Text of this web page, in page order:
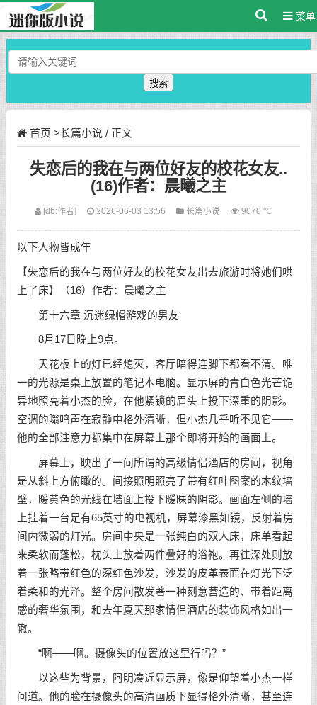
菜单
搜索
首页 >长篇小说 / 正文
失恋后的我在与两位好友的校花女友..
(16)作者：晨曦之主
[db:作者] 2026-06-03 13:56 长篇小说 9070 ℃
以下人物皆成年
【失恋后的我在与两位好友的校花女友出去旅游时将她们哄
上了床】（16）作者：晨曦之主
第十六章 沉迷绿帽游戏的男友
8月17日晚上9点。
天花板上的灯已经熄灭，客厅暗得连脚下都看不清。唯
一的光源是桌上放置的笔记本电脑。显示屏的青白色光芒诡
异地照亮着小杰的脸，在他紧锁的眉头上投下深重的阴影。
空调的嗡鸣声在寂静中格外清晰，但小杰几乎听不见它——
他的全部注意力都集中在屏幕上那个即将开始的画面上。
屏幕上，映出了一间所谓的高级情侣酒店的房间，视角
是从斜上方俯瞰的。间接照明照亮了带有红叶图案的木纹墙
壁，暖黄色的光线在墙面上投下暧昧的阴影。画面左侧的墙
上挂着一台足有65英寸的电视机，屏幕漆黑如镜，反射着房
间内微弱的灯光。房间中央是一张纯白的双人床，床单看起
来柔软而蓬松，枕头上放着两件叠好的浴袍。再往深处则放
着一张略带红色的深红色沙发，沙发的皮革表面在灯光下泛
着柔和的光泽。整个房间散发著一种刻意营造的、带着距离
感的奢华氛围，和去年夏天那家情侣酒店的装饰风格如出一
辙。
“啊——啊。摄像头的位置放这里行吗？”
以这些为背景，阿明凑近显示屏，像是仰望着小杰一样
问道。他的脸在摄像头的高清画质下显得格外清晰，甚至连